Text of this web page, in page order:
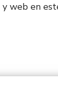
web en